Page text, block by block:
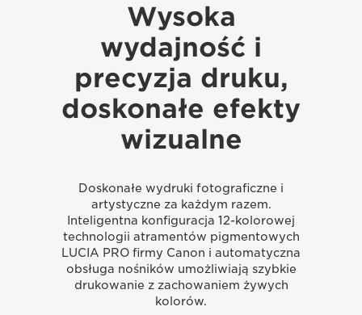
Wysoka
wydajność i
precyzja druku,
doskonałe efekty
wizualne
Doskonałe wydruki fotograficzne i
artystyczne za każdym razem.
Inteligentna konfiguracja 12-kolorowej
technologii atramentów pigmentowych
LUCIA PRO firmy Canon i automatyczna
obsługa nośników umożliwiają szybkie
drukowanie z zachowaniem żywych
kolorów.